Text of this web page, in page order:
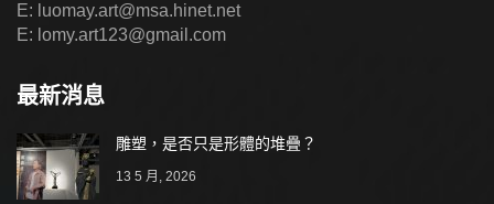
E: luomay.art@msa.hinet.net
E: lomy.art123@gmail.com
最新消息
雕塑，是否只是形體的堆疊？
13 5 月, 2026